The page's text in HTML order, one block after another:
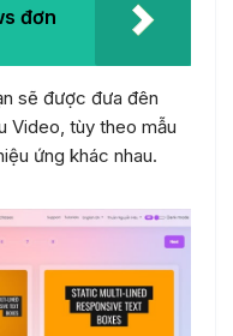
đơn
sẽ được đưa đên
Video, tùy theo mẫu
ứng khác nhau.